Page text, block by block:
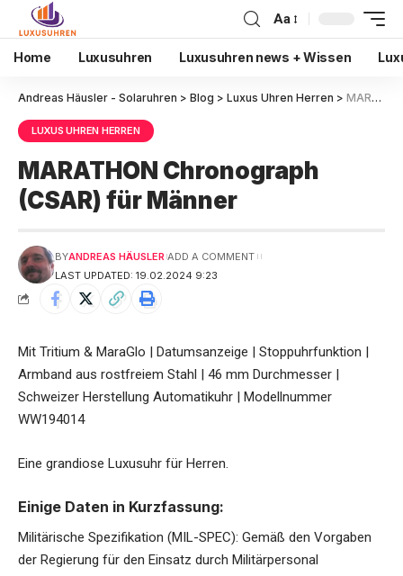
Aa
Home Luxusuhren Luxusuhren news + Wissen
Andreas Häusler - Solaruhren > Blog > Luxus Uhren Herren > MARATHON Chronograph (CSAR) für Männer
LUXUS UHREN HERREN
MARATHON Chronograph
(CSAR) für Männer
LAST UPDATED: 19.02.2024 9:23
BYANDREAS HÄUSLER ADD A COMMENT
Mit Tritium & MaraGlo | Datumsanzeige | Stoppuhrfunktion |
Armband aus rostfreiem Stahl | 46 mm Durchmesser |
Schweizer Herstellung Automatikuhr | Modellnummer
WW194014
Eine grandiose Luxusuhr für Herren.
Einige Daten in Kurzfassung:
Militärische Spezifikation (MIL-SPEC): Gemäß den Vorgaben
der Regierung für den Einsatz durch Militärpersonal